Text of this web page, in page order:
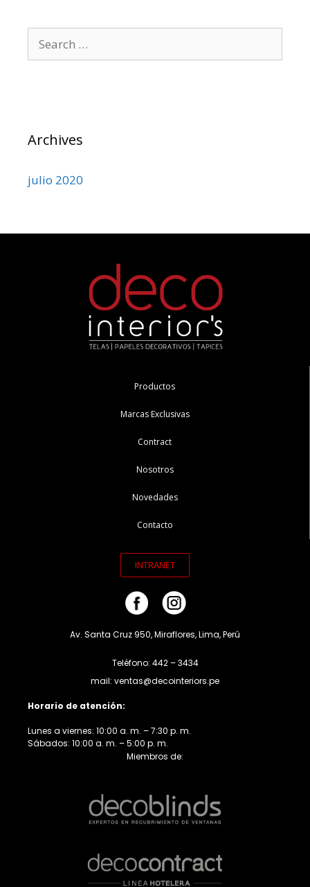
Archives
julio 2020
Productos
Marcas Exclusivas
Contract
Nosotros
Novedades
Contacto
INTRANET
Av. Santa Cruz 950, Miraflores, Lima, Perú
Teléfono: 442 – 3434
mail: ventas@decointeriors.pe
Horario de atención:
Lunes a viernes: 10:00 a. m. – 7:30 p. m.
Sábados: 10:00 a. m. – 5:00 p. m.
Miembros de: